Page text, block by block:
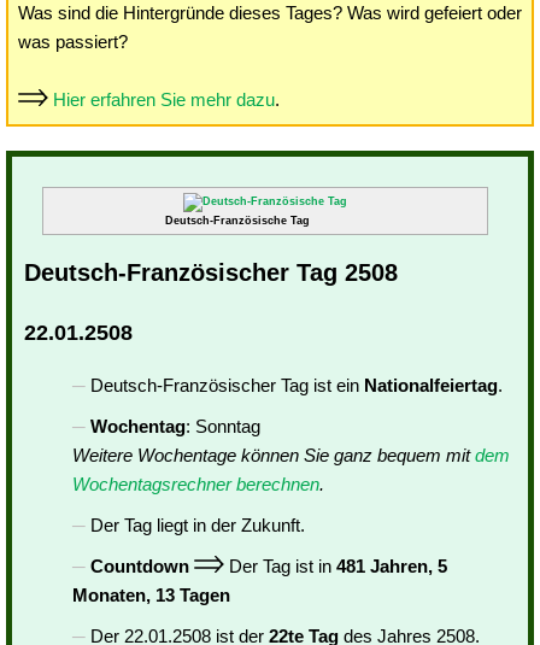
Was sind die Hintergründe dieses Tages? Was wird gefeiert oder
was passiert?
Hier erfahren Sie mehr dazu.
Deutsch-Französische Tag
Deutsch-Französischer Tag 2508
22.01.2508
Deutsch-Französischer Tag ist ein Nationalfeiertag.
Wochentag: Sonntag
Weitere Wochentage können Sie ganz bequem mitdem
Wochentagsrechner berechnen.
Der Tag liegt in der Zukunft.
Countdown
Der Tag ist in 481 Jahren, 5
Monaten, 13 Tagen
Der 22.01.2508 ist der 22te Tag des Jahres 2508.